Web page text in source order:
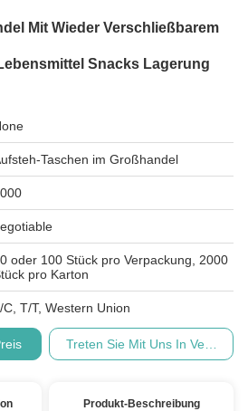
Mit Wieder Verschließbarem
Snacks Lagerung
Taschen im Großhandel
oder 100 Stück pro Verpackung, 2000
pro Karton
C, T/T, Western Union
Treten Sie Mit Uns In
Produkt-Beschreibung